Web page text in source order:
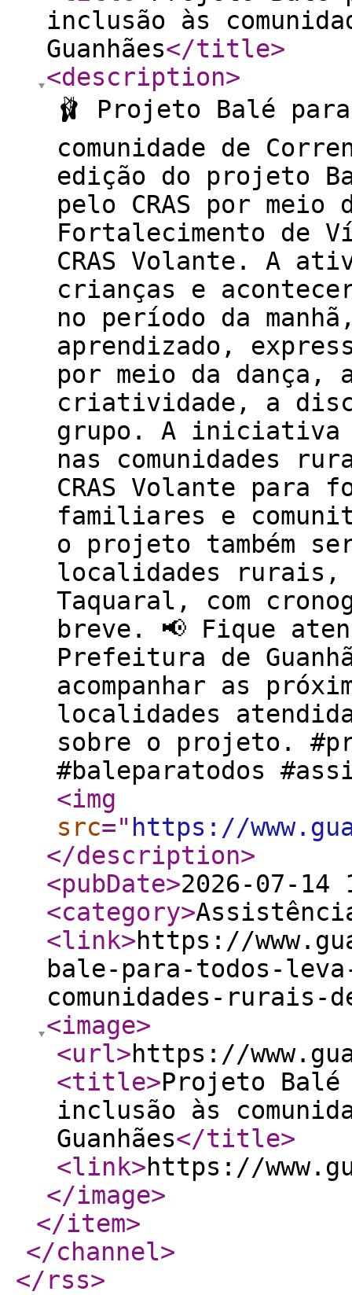
inclusão às
Guanhães</title>
<description>
🩰 Projeto Balé
comunidade de
edição do projeto
pelo CRAS por
Fortalecimento de
CRAS Volante. A
crianças e
no período da
aprendizado,
por meio da dança,
criatividade, a
grupo. A iniciativa
nas comunidades
CRAS Volante
familiares e
o projeto também
localidades rurais,
Taquaral, com
breve. 📢 Fique
Prefeitura de
acompanhar as
localidades
sobre o projeto.
#baleparatodos
<img
src=" https://
</description>
<pubDate>2026-07-14
<category>
<link>https://
bale-para-todos-
comunidades-rurais-
<image>
<url>https://
<title>Projeto
inclusão às
Guanhães</title>
<link>https://
</image>
</item>
</channel>
</rss>